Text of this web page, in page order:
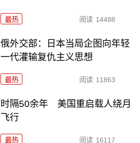
最热 阅读 14488
俄外交部：日本当局企图向年轻
一代灌输复仇主义思想
最热 阅读 11863
时隔50余年 美国重启载人绕月
飞行
最热 阅读 16117